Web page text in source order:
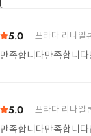
5.0 프라다 리나일
만족합니다만족합니
5.0 프라다 리나일
만족합니다만족합니